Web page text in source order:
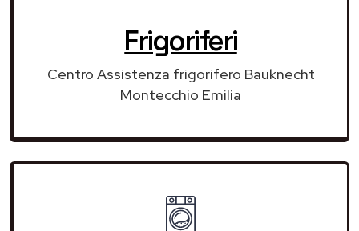
Frigoriferi
Centro Assistenza frigorifero Bauknecht
Montecchio Emilia